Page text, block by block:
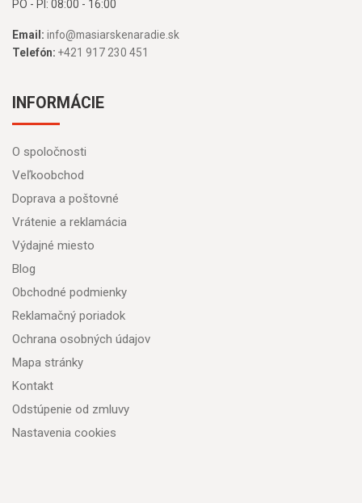
PO - PI: 08:00 - 16:00
Email: info@masiarskenaradie.sk
Telefón: +421 917 230 451
INFORMÁCIE
O spoločnosti
Veľkoobchod
Doprava a poštovné
Vrátenie a reklamácia
Výdajné miesto
Blog
Obchodné podmienky
Reklamačný poriadok
Ochrana osobných údajov
Mapa stránky
Kontakt
Odstúpenie od zmluvy
Nastavenia cookies